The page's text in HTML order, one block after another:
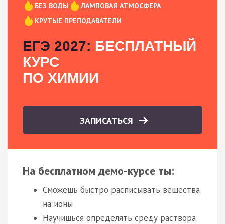
БЕЗ ВОДЫ
ЛАМПОВАЯ АТМОСФЕРА
КРУТЫЕ ПРЕПОДАВАТЕЛИ
ЕГЭ 2027: БЕСПЛАТНЫЙ
КУРС
ПО ХИМИИ
ЗАПИСАТЬСЯ
На бесплатном демо-курсе ты:
Сможешь быстро расписывать вещества
на ионы
Научишься определять среду раствора